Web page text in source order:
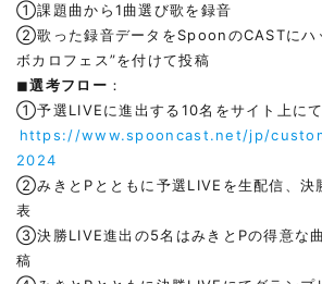
①課題曲から1曲選び歌を録音
②歌った録音データをSpoonのCASTにハ
ボカロフェス”を付けて投稿
◼︎選考フロー ：
①予選LIVEに進出する10名をサイト上にて
https://www.spooncast.net/jp/
2024
②みきとPとともに予選LIVEを生配信、決
表
③決勝LIVE進出の5名はみきとPの得意な
稿